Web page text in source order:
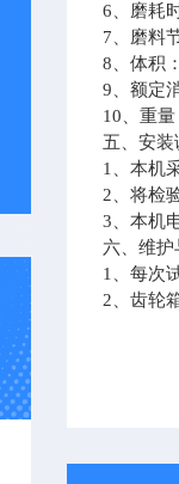
6 、磨耗
7 、磨料
8 、体积
9 、额
10 、重
五、安装
1
、本机
2 、将检
3 、本机
六、维护
1
、每次
2 、齿轮